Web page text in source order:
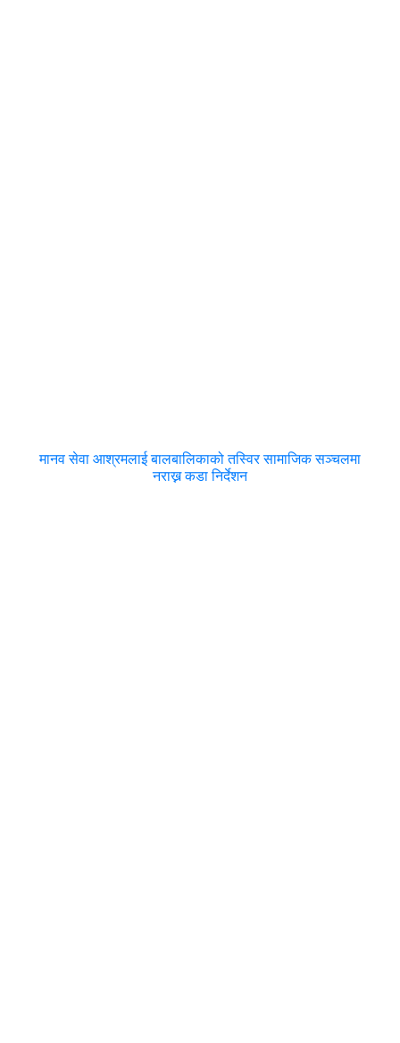
मानव सेवा आश्रमलाई बालबालिकाको तस्विर सामाजिक सञ्चलमा
नराख्न कडा निर्देशन